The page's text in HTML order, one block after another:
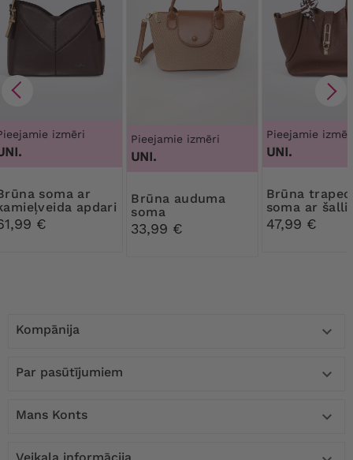
izmēri
ar
apdari
€
Pieejamie izmēri
UNI.
Brūna auduma
soma
33,99 €
Pieejamie
UNI.
Brūna trapecveida
soma ar šalli
47,99 €
Kompānija 
Par pasūtījumiem 
Mans Konts 